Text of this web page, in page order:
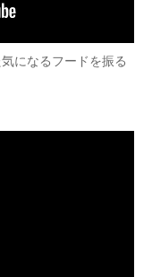
になるフードを振る